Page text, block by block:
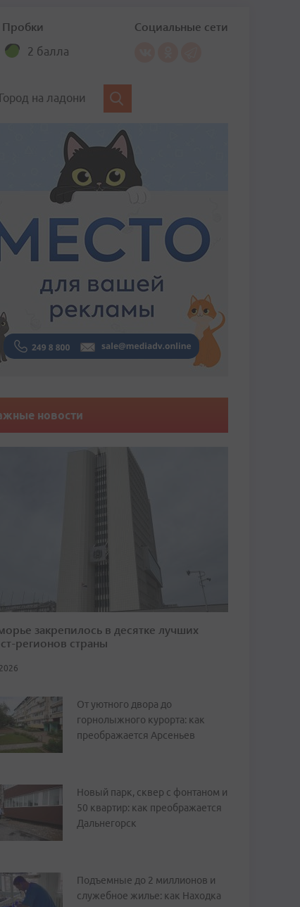
Пробки
2 балла
Социальные сети
Город на ладони
новости
закрепилось в десятке лучших
регионов страны
От уютного двора до
горнолыжного курорта: как
преображается Арсеньев
Новый парк, сквер с фонтаном и
50 квартир: как преображается
Дальнегорск
Подъемные до 2 миллионов и
служебное жилье: как Находка